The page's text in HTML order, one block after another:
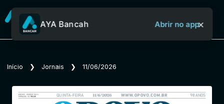
Sobre o Aya Bancah
Início
AYA Bancah Abrir no app×
Início ❯ Jornais ❯ 11/06/2026